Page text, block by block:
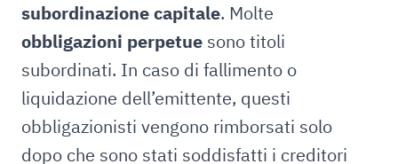
subordinazione capitale. Molte
obbligazioni perpetue sono titoli
subordinati. In caso di fallimento o
liquidazione dell’emittente, questi
obbligazionisti vengono rimborsati solo
dopo che sono stati soddisfatti i creditori